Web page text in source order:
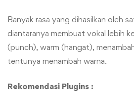
Banyak rasa yang dihasilkan oleh
diantaranya membuat vokal lebih
(punch), warm (hangat),
tentunya menambah warna.
Rekomendasi Plugins :